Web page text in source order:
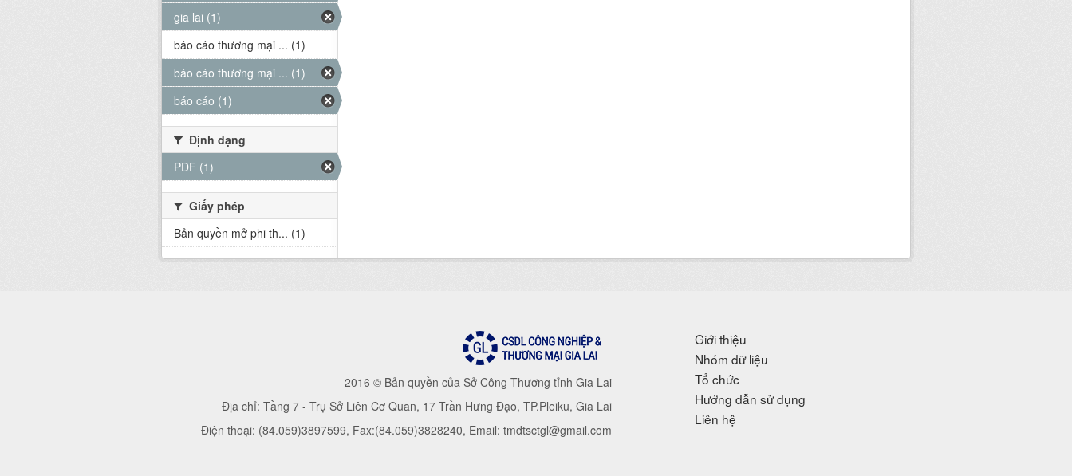
gia lai (1)
báo cáo thương mại ... (1)
báo cáo thương mại ... (1)
báo cáo (1)
Định dạng
PDF (1)
Giấy phép
Bản quyền mở phi th... (1)
2016 © Bản quyền của Sở Công Thương tỉnh Gia Lai
Địa chỉ: Tầng 7 - Trụ Sở Liên Cơ Quan, 17 Trần Hưng Đạo, TP.Pleiku, Gia Lai
Điện thoại: (84.059)3897599, Fax:(84.059)3828240, Email: tmdtsctgl@gmail.com
Giới thiệu
Nhóm dữ liệu
Tổ chức
Hướng dẫn sử dụng
Liên hệ